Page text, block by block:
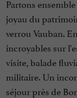
Partons
joyau du
verrou Vauban.
incroyables sur
visite, balade
militaire. Un
séjour près de